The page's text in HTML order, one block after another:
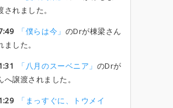
れました。
「僕らは今」 のDrが棟梁さん
した。
「八月のスーベニア」 のDrが
へ譲渡されました。
「まっすぐに、トウメイ